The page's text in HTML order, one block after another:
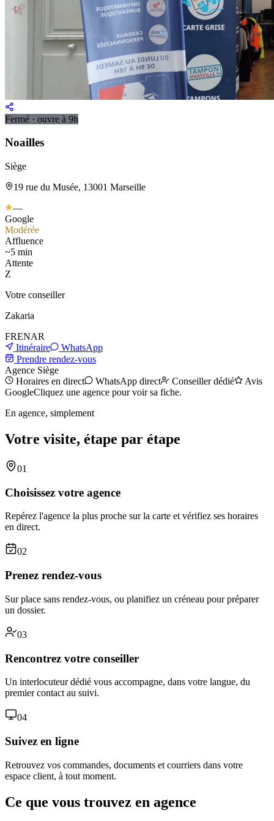
Fermé · ouvre à 9h
Noailles
Siège
19 rue du Musée, 13001 Marseille
—
Google
Modérée
Affluence
~5 min
Attente
Z
Votre conseiller
Zakaria
FRENAR
Itinéraire
WhatsApp
Prendre rendez-vous
Agence Siège
Horaires en direct
WhatsApp direct Conseiller dédié
Avis
GoogleCliquez une agence pour voir sa fiche.
En agence, simplement
Votre visite, étape par étape
01
Choisissez votre agence
Repérez l'agence la plus proche sur la carte et vérifiez ses horaires
en direct.
02
Prenez rendez-vous
Sur place sans rendez-vous, ou planifiez un créneau pour préparer
un dossier.
03
Rencontrez votre conseiller
Un interlocuteur dédié vous accompagne, dans votre langue, du
premier contact au suivi.
04
Suivez en ligne
Retrouvez vos commandes, documents et courriers dans votre
espace client, à tout moment.
Ce que vous trouvez en agence